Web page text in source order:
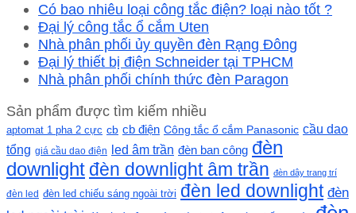
Có bao nhiêu loại công tắc điện? loại nào tốt ?
Đại lý công tắc ổ cắm Uten
Nhà phân phối ủy quyền đèn Rạng Đông
Đại lý thiết bị điện Schneider tại TPHCM
Nhà phân phối chính thức đèn Paragon
Sản phẩm được tìm kiếm nhiều
aptomat 1 pha 2 cực cb cb điện Công tắc ổ cắm Panasonic cầu dao
tổng giá cầu dao điện led âm trần đèn ban công đèn
downlight đèn downlight âm trần đèn dây trang trí
đèn led đèn led chiếu sáng ngoài trời đèn led downlight đèn